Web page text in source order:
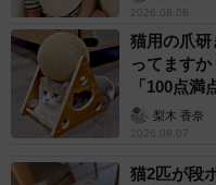
2026.08.08
猫用の爪
ってます
「100点満
梨木 香奈
2026.08.07
猫2匹が段